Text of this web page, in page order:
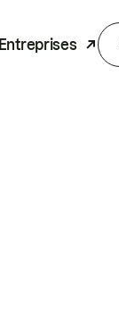
Entreprises